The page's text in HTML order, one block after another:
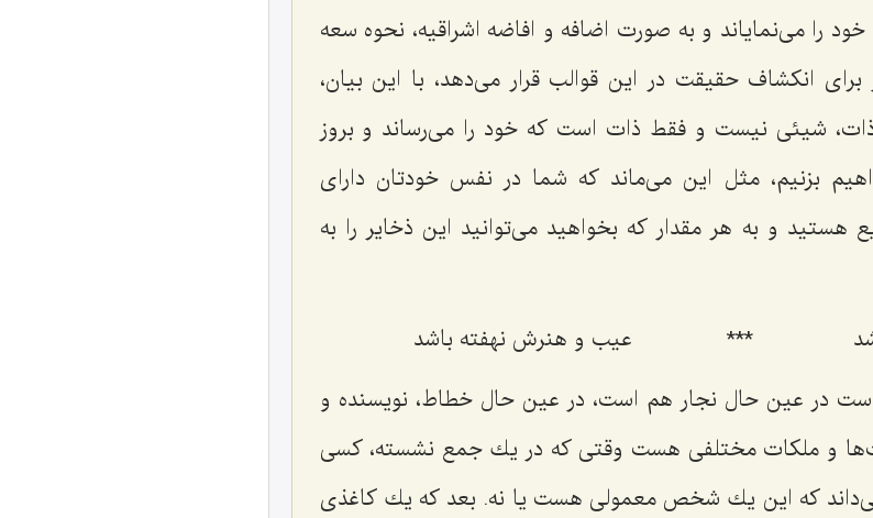
را مى‌نمایاند و به صورت اضافه و افاضه اشراقیه، نحوه سعه
انكشاف حقیقت در این قوالب قرار مى‌دهد، با این بیان،
شیئى نیست و فقط ذات است كه خود را مى‌رساند و بروز
بزنیم، مثل این مى‌ماند كه شما در نفس خودتان داراى
هستید و به هر مقدار كه بخواهید مى‌توانید این ذخایر را به
***
عیب و هنرش نهفته باشد
عین حال نجار هم است، در عین حال خطاط، نویسنده و
و ملكات مختلفى هست وقتى كه در یك جمع نشسته، كسى
كه این یك شخص معمولى هست یا نه. بعد كه یك كاغذى